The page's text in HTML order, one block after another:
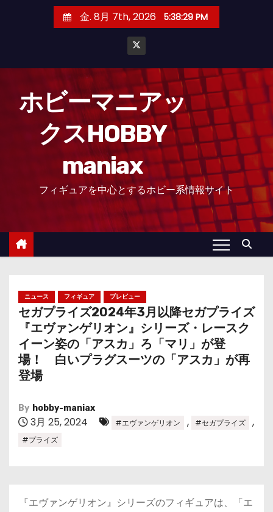
金. 8月 7th, 2026 5:38:31 PM
ホビーマニアッ
クスHOBBY
maniax
フィギュアを中心とするホビー系情報サイト
ニュース フィギュア プレビュー
セガプライズ2024年3月以降セガプライズ
『エヴァンゲリオン』シリーズ・レースク
イーン姿の「アスカ」ろ「マリ」が登
場！ 白いプラグスーツの「アスカ」が再
登場
By hobby-maniax
3月 25, 2024 #エヴァンゲリオン , #セガプライズ ,
#プライズ
『エヴァンゲリオン』シリーズのフィギュアは、「エ